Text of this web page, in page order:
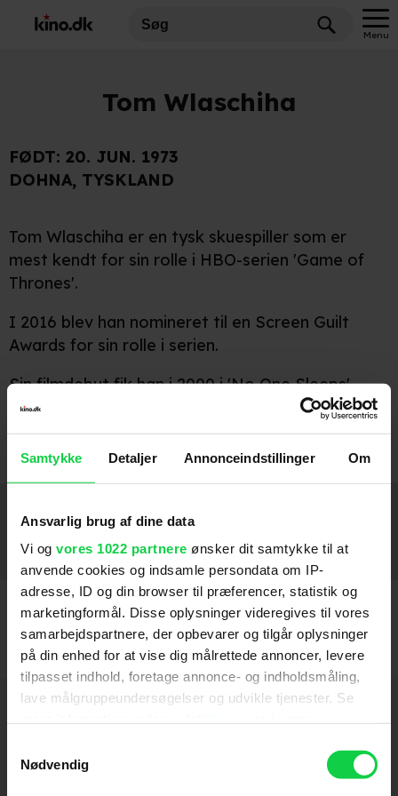
Samtykke Detaljer Annonceindstillinger Om
Ansvarlig brug af dine data
Vi og vores 1022 partnere ønsker dit samtykke til at
anvende cookies og indsamle persondata om IP-
adresse, ID og din browser til præferencer, statistik og
marketingformål. Disse oplysninger videregives til vores
samarbejdspartnere, der opbevarer og tilgår oplysninger
på din enhed for at vise dig målrettede annoncer, levere
tilpasset indhold, foretage annonce- og indholdsmåling,
lave målgruppeundersøgelser og udvikle tjenester. Se
tilbage eller ændre indstillinger fra vores
"Cookiedeklaration", eller ved at trykke på "Privacy
Nødvendig
Menu
Tom Wlaschiha
FØDT: 20. JUN. 1973
DOHNA, TYSKLAND
Tom Wlaschiha er en tysk skuespiller som er
mest kendt for sin rolle i HBO-serien 'Game of
Thrones'.
I 2016 blev han nomineret til en Screen Guilt
Awards for sin rolle i serien.
Sin filmdebut fik han i 2000 i 'No One Sleeps'.
I Krig og
Medvirker
I krig & kærlighed 2018
Hold dig opdateret
Send